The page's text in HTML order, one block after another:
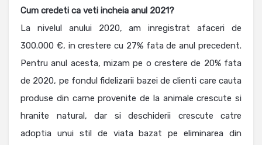
Cum credeti ca veti incheia anul 2021?
La nivelul anului 2020, am inregistrat afaceri de
300.000 €, in crestere cu 27% fata de anul precedent.
Pentru anul acesta, mizam pe o crestere de 20% fata
de 2020, pe fondul fidelizarii bazei de clienti care cauta
produse din carne provenite de la animale crescute si
hranite natural, dar si deschiderii crescute catre
adoptia unui stil de viata bazat pe eliminarea din